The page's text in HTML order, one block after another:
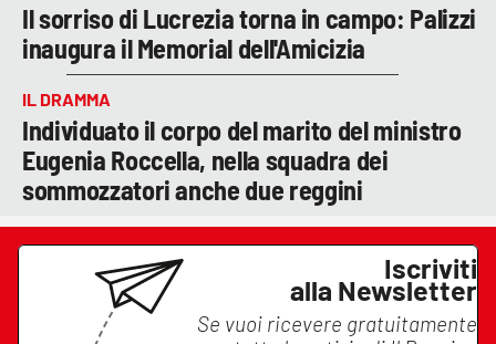
Il sorriso di Lucrezia torna in campo: Palizzi
inaugura il Memorial dell'Amicizia
IL DRAMMA
Individuato il corpo del marito del ministro
Eugenia Roccella, nella squadra dei
sommozzatori anche due reggini
Iscriviti
alla Newsletter
Se vuoi ricevere gratuitamente